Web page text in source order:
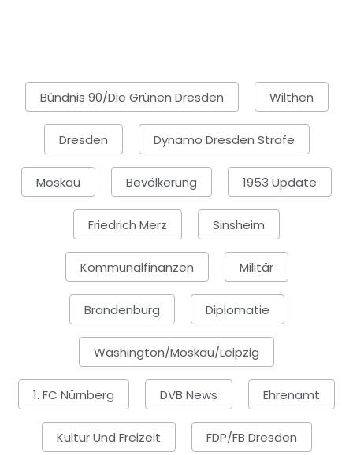
Bündnis 90/Die Grünen Dresden Wilthen
Dresden Dynamo Dresden Strafe
Moskau Bevölkerung 1953 Update
Friedrich Merz Sinsheim
Kommunalfinanzen Militär
Brandenburg Diplomatie
Washington/Moskau/Leipzig
1. FC Nürnberg DVB News Ehrenamt
Kultur Und Freizeit FDP/FB Dresden